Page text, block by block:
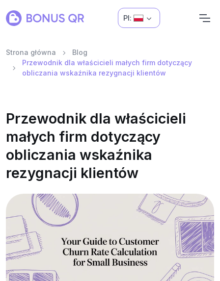
Pl:
Strona główna
Blog
Przewodnik dla właścicieli małych firm dotyczący
obliczania wskaźnika rezygnacji klientów
Przewodnik dla właścicieli
małych firm dotyczący
obliczania wskaźnika
rezygnacji klientów